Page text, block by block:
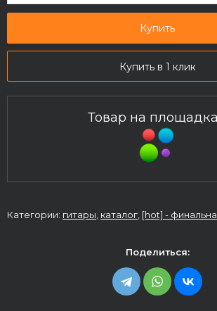
Купить
Купить в 1 клик
Товар на
Категории: гитары каталог [hot] -
Поделиться: